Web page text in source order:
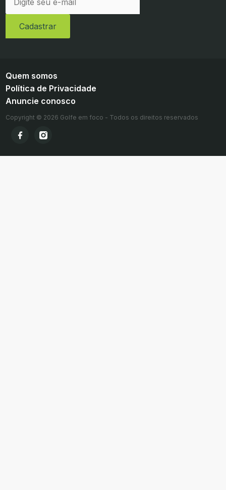
Quem somos
Política de Privacidade
Anuncie conosco
Copyright © 2026 Golfe em foco - Todos os direitos reservados